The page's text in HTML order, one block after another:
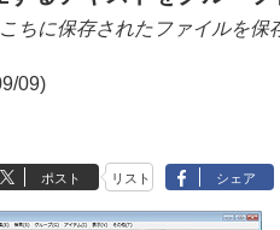
ちに保存されたファイルを保
09)
ポスト リスト シェア